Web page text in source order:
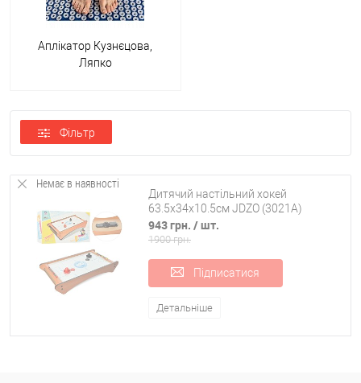
Аплікатор Кузнєцова,
Ляпко
Фільтр
Немає в наявності
Дитячий настільний хокей
63.5х34х10.5см JDZO (3021A)
943 грн. / шт.
1900 грн.
Підписатися
Детальніше